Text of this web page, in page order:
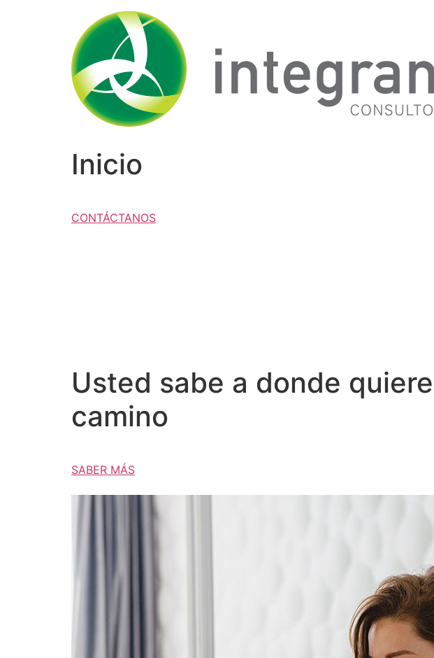
Inicio
CONTÁCTANOS
Usted sabe a donde
camino
SABER MÁS